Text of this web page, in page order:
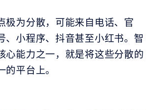
极为分散，可能来自电话、官
、小程序、抖音甚至小红书。智
心能力之一，就是将这些分散的
平台上。